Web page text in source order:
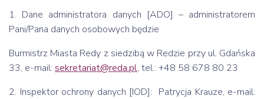
1. Dane administratora danych [ADO] – administratorem
Pani/Pana danych osobowych będzie
Burmistrz Miasta Redy z siedzibą w Redzie przy ul. Gdańska
33, e-mail: sekretariat@reda.pl, tel.: +48 58 678 80 23
2. Inspektor ochrony danych [IOD]: Patrycja Krauze, e-mail: